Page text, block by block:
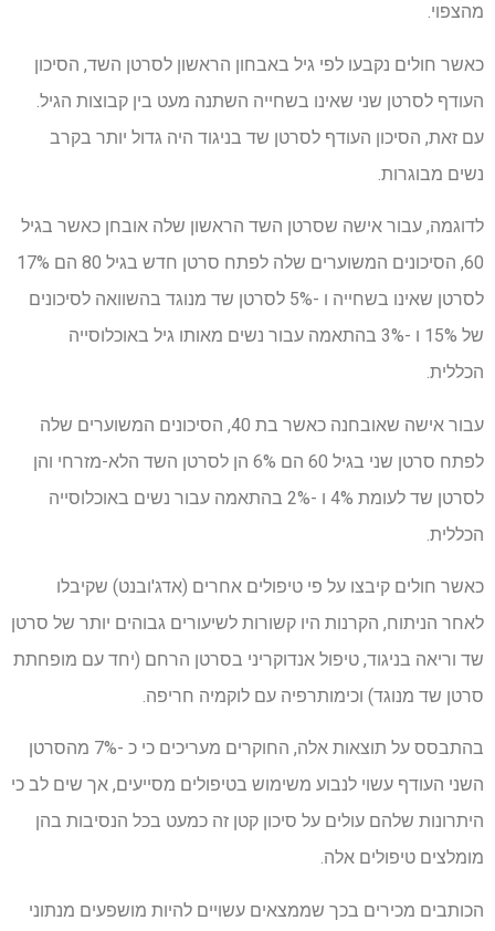
מהצפוי.
כאשר חולים נקבעו לפי גיל באבחון הראשון לסרטן השד, הסיכון
העודף לסרטן שני שאינו בשחייה השתנה מעט בין קבוצות הגיל.
עם זאת, הסיכון העודף לסרטן שד בניגוד היה גדול יותר בקרב
נשים מבוגרות.
לדוגמה, עבור אישה שסרטן השד הראשון שלה אובחן כאשר בגיל
60, הסיכונים המשוערים שלה לפתח סרטן חדש בגיל 80 הם 17%
לסרטן שאינו בשחייה ו -5% לסרטן שד מנוגד בהשוואה לסיכונים
של 15% ו -3% בהתאמה עבור נשים מאותו גיל באוכלוסייה
הכללית.
עבור אישה שאובחנה כאשר בת 40, הסיכונים המשוערים שלה
לפתח סרטן שני בגיל 60 הם 6% הן לסרטן השד הלא-מזרחי והן
לסרטן שד לעומת 4% ו -2% בהתאמה עבור נשים באוכלוסייה
הכללית.
כאשר חולים קיבצו על פי טיפולים אחרים (אדג'ובנט) שקיבלו
לאחר הניתוח, הקרנות היו קשורות לשיעורים גבוהים יותר של סרטן
שד וריאה בניגוד, טיפול אנדוקריני בסרטן הרחם (יחד עם מופחתת
סרטן שד מנוגד) וכימותרפיה עם לוקמיה חריפה.
בהתבסס על תוצאות אלה, החוקרים מעריכים כי כ -7% מהסרטן
השני העודף עשוי לנבוע משימוש בטיפולים מסייעים, אך שים לב כי
היתרונות שלהם עולים על סיכון קטן זה כמעט בכל הנסיבות בהן
מומלצים טיפולים אלה.
הכותבים מכירים בכך שממצאים עשויים להיות מושפעים מנתוני